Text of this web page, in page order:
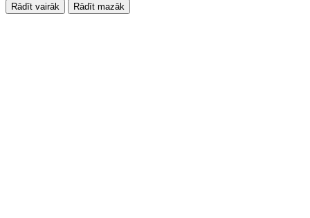
Rādīt vairāk Rādīt mazāk